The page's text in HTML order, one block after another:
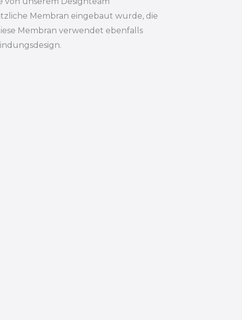
Membran eingebaut wurde, die
Membran verwendet ebenfalls